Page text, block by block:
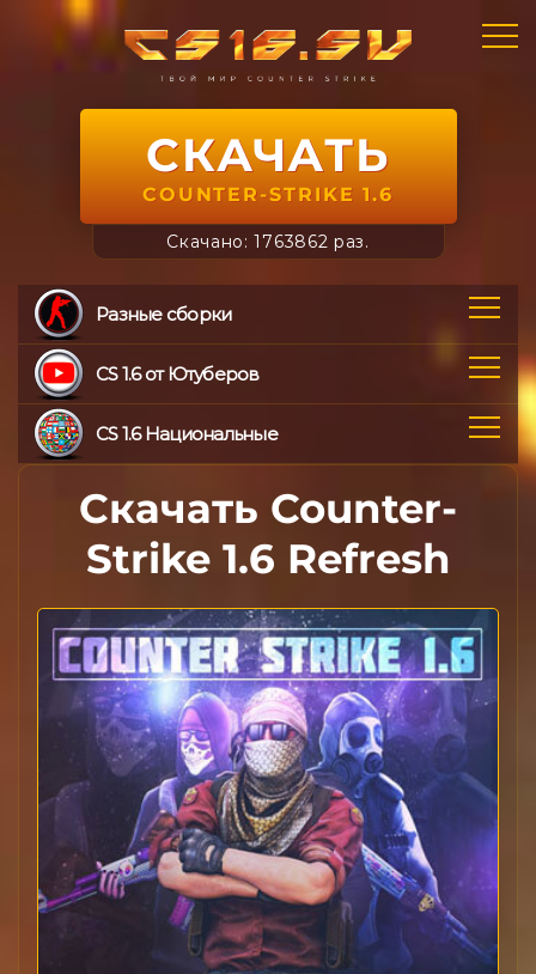
СКАЧАТЬ
COUNTER-STRIKE 1.6
Скачано: 1763862 раз.
Разные сборки
CS 1.6 от Ютуберов
CS 1.6 Национальные
Скачать Counter-
Strike 1.6 Refresh